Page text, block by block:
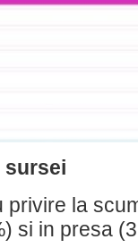
sursei
la
si in presa